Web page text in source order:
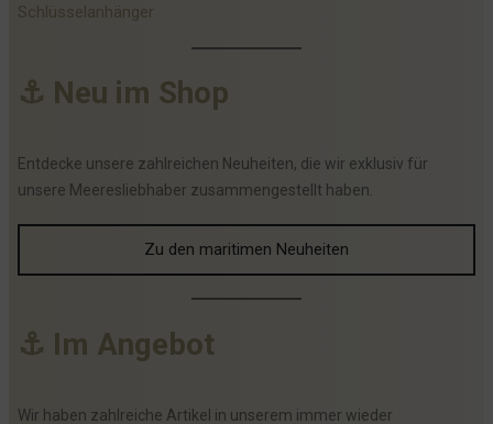
Schlüsselanhänger
⚓ Neu im Shop
Entdecke unsere zahlreichen Neuheiten, die wir exklusiv für
unsere Meeresliebhaber zusammengestellt haben.
Zu den maritimen Neuheiten
⚓ Im Angebot
Wir haben zahlreiche Artikel in unserem immer wieder